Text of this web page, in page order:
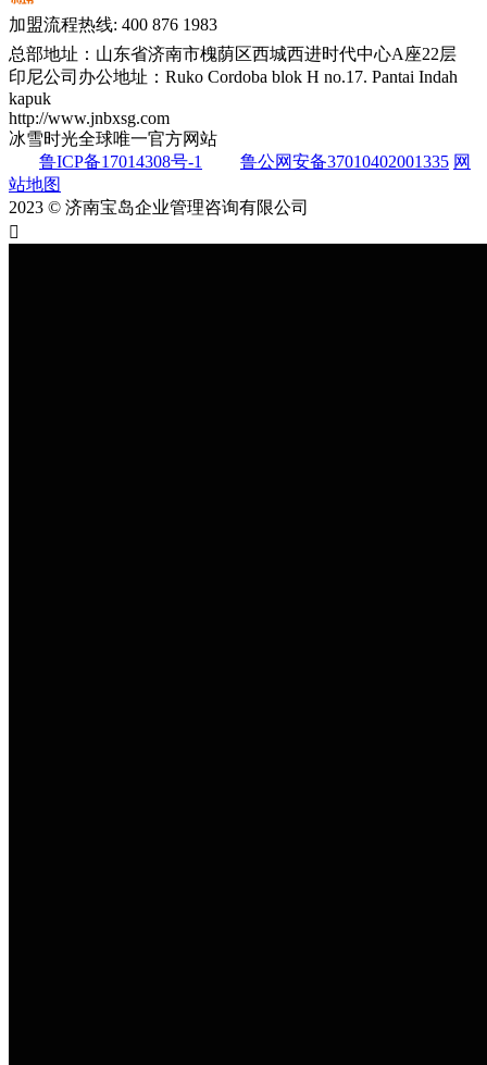
加盟流程热线: 400 876 1983
总部地址：山东省济南市槐荫区西城西进时代中心A座22层
印尼公司办公地址：Ruko Cordoba blok H no.17. Pantai Indah
kapuk
http://www.jnbxsg.com
冰雪时光全球唯一官方网站
鲁ICP备17014308号-1
鲁公网安备37010402001335 网
站地图
2023 © 济南宝岛企业管理咨询有限公司
